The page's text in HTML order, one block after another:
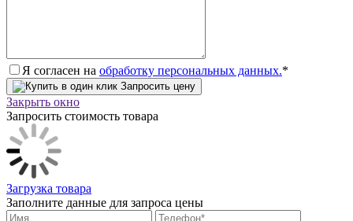
Я согласен на обработку персональных данных.*
Запросить цену
Закрыть окно
Запросить стоимость товара
Загрузка товара
Заполните данные для запроса цены